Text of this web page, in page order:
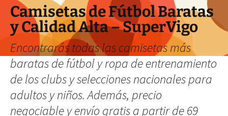
Camisetas de Fútbol Baratas
y Calidad Alta – SuperVigo
Encontrarás todas las camisetas más
baratas de fútbol y ropa de entrenamiento
de los clubs y selecciones nacionales para
adultos y niños. Además, precio
negociable y envío gratis a partir de 69